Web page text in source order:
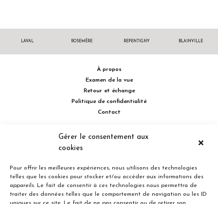
Gérer le consentement aux
cookies
Pour offrir les meilleures expériences, nous utilisons des technologies
telles que les cookies pour stocker et/ou accéder aux informations des
appareils. Le fait de consentir à ces technologies nous permettra de
traiter des données telles que le comportement de navigation ou les ID
LAVAL ROSEMÈRE REPENTIGNY BLAINVILLE
À propos
Examen de la vue
Retour et échange
Politique de confidentialité
Contact
514 732.0222
Concorde Est, Laval, Québec H7G 2E4 Canada